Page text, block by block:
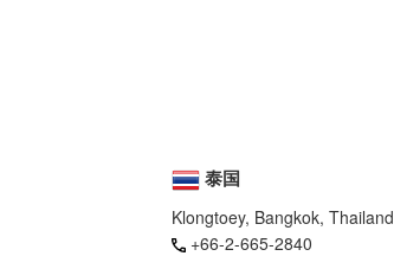
泰国
Klongtoey, Bangkok, Thailand
+66-2-665-2840